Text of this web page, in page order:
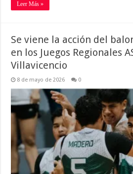
Leer Más »
Se viene la acción del
en los Juegos Regionales
Villavicencio
8 de mayo de 2026 0